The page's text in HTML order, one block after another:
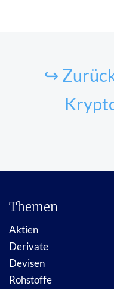
↪
Themen
Aktien
Derivate
Devisen
Rohstoffe